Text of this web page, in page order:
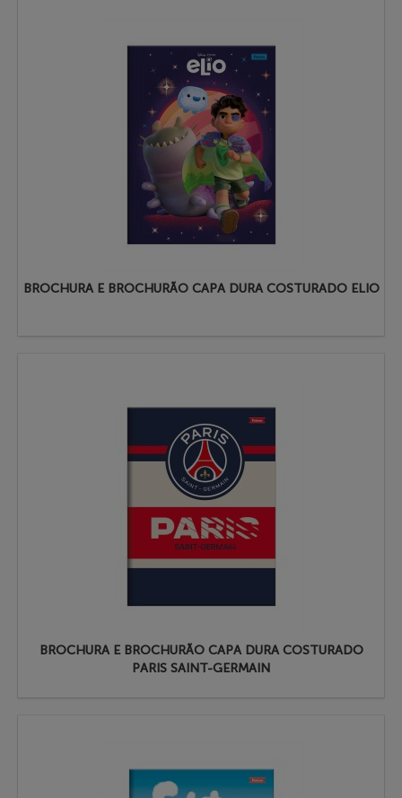
BROCHURA E BROCHURÃO CAPA DURA COSTURADO ELIO
BROCHURA E BROCHURÃO CAPA DURA COSTURADO
PARIS SAINT-GERMAIN